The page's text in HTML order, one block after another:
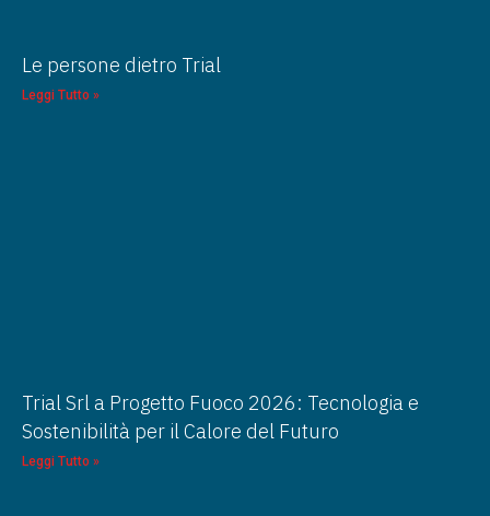
Le persone dietro Trial
Leggi Tutto »
Trial Srl a Progetto Fuoco 2026: Tecnologia e
Sostenibilità per il Calore del Futuro
Leggi Tutto »